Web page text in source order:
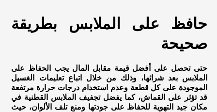
حافظ على الملابس بطريقة
صحيحة
حتى تحصل على أفضل قيمة مقابل المال يجب الحفاظ على
الملابس بعد شرائها، وذلك من خلال اتباع تعليمات الغسيل
الموجودة على كل قطعة وعدم استخدام درجات حرارة مرتفعة
قد تؤثر على القماش، كما يفضل تجفيف الملابس القطنية في
مكان جيد التهوية للحفاظ على جودتها ومنع تلف الألوان، حيث